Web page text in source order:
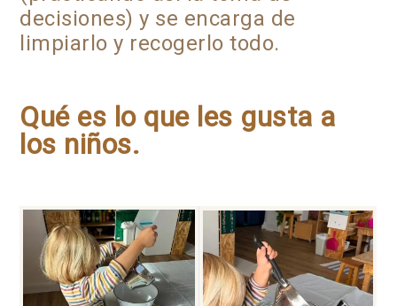
decisiones) y se encarga de
limpiarlo y recogerlo todo.
Qué es lo que les gusta a
los niños.